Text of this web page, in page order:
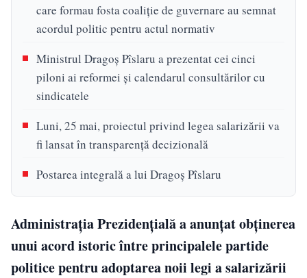
care formau fosta coaliție de guvernare au semnat
acordul politic pentru actul normativ
Ministrul Dragoș Pîslaru a prezentat cei cinci
piloni ai reformei și calendarul consultărilor cu
sindicatele
Luni, 25 mai, proiectul privind legea salarizării va
fi lansat în transparență decizională
Postarea integrală a lui Dragoș Pîslaru
Administrația Prezidențială a anunțat obținerea
unui acord istoric între principalele partide
politice pentru adoptarea noii legi a salarizării